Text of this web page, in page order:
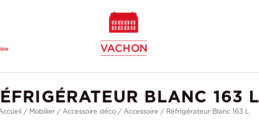
BLANC 163 L
/ Mobilier / Accessoire déco / Accessoire / Réfrigérateur Blanc 163 L